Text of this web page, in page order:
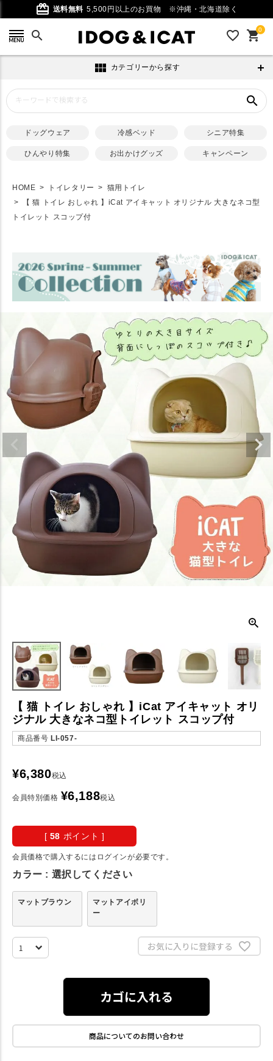
card_giftcard 送料無料 5,500円以上のお買物 ※沖縄・北海道除く
search favorite_outline 0
shopping_cart
view_module カテゴリーから探す
search
ドッグウェア 冷感ベッド シニア特集
ひんやり特集 お出かけグッズ キャンペーン
HOME トイレタリー
猫用トイレ
【 猫 トイレ おしゃれ 】iCat アイキャット オリジナル 大きなネコ型
トイレット スコップ付
【 猫 トイレ おしゃれ 】iCat アイキャット オリ
ジナル 大きなネコ型トイレット スコップ付
商品番号 LI-057-
¥6,380税込
会員特別価格 ¥6,188税込
[ 58 ポイント ]
会員価格で購入するにはログインが必要です。
カラー 選択してください
マットブラウン
マットアイボリ
ー
お気に入りに登録する
カゴに入れる
商品についてのお問い合わせ